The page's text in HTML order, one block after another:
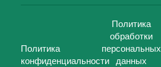
Политика
конфиденциальности
Политика
обработки
персональных
данных